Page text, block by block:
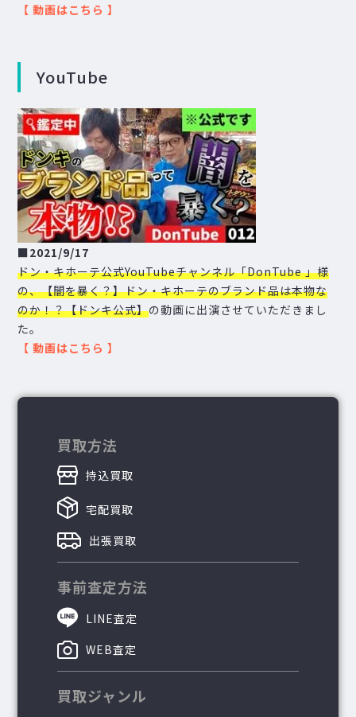
買取方法
持込買取
宅配買取
出張買取
事前査定方法
LINE査定
WEB査定
買取ジャンル
【 動画はこちら】
YouTube
■2021/9/17
ドン・キホーテ公式YouTubeチャンネル「DonTube 」様
の、【闇を暴く？】ドン・キホーテのブランド品は本物な
のか！？【ドンキ公式】の動画に出演させていただきまし
た。
【 動画はこちら】